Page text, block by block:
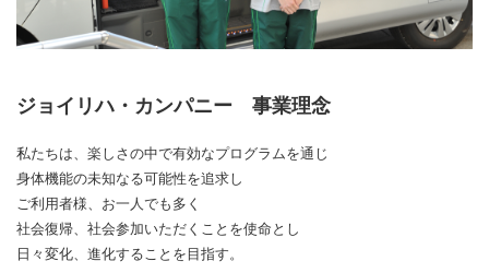
ジョイリハ・カンパニー 事業理念
私たちは、楽しさの中で有効なプログラムを通じ
身体機能の未知なる可能性を追求し
ご利用者様、お一人でも多く
社会復帰、社会参加いただくことを使命とし
日々変化、進化することを目指す。